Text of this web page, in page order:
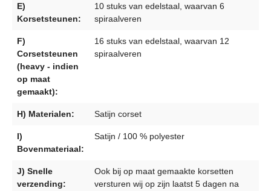
E)
Korsetsteunen:
10 stuks van edelstaal, waarvan 6
spiraalveren
F)
Corsetsteunen
(heavy - indien
op maat
gemaakt):
16 stuks van edelstaal, waarvan 12
spiraalveren
H) Materialen: Satijn corset
I)
Bovenmateriaal:
Satijn / 100 % polyester
J) Snelle
verzending:
Ook bij op maat gemaakte korsetten
versturen wij op zijn laatst 5 dagen na